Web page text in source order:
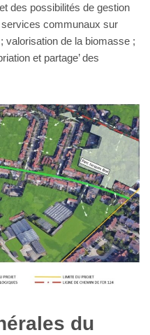
des possibilités de gestion
communaux sur
; valorisation de la biomasse ;
et partage’ des
du